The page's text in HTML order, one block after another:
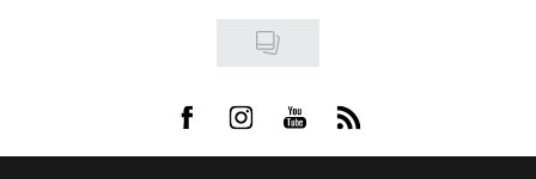
Visit us on Facebook
Visit us on Instagram
Visit us on Youtube
Visit us on Rss